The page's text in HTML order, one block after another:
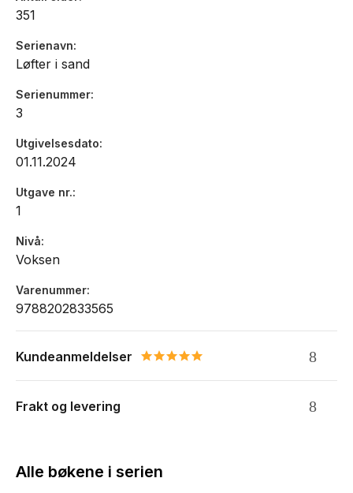
351
Serienavn
Løfter i sand
Serienummer
3
Utgivelsesdato
01.11.2024
Utgave nr.
1
Nivå
Voksen
Varenummer
9788202833565
Kundeanmeldelser 5.0 star rating
Frakt og levering
Alle bøkene i serien